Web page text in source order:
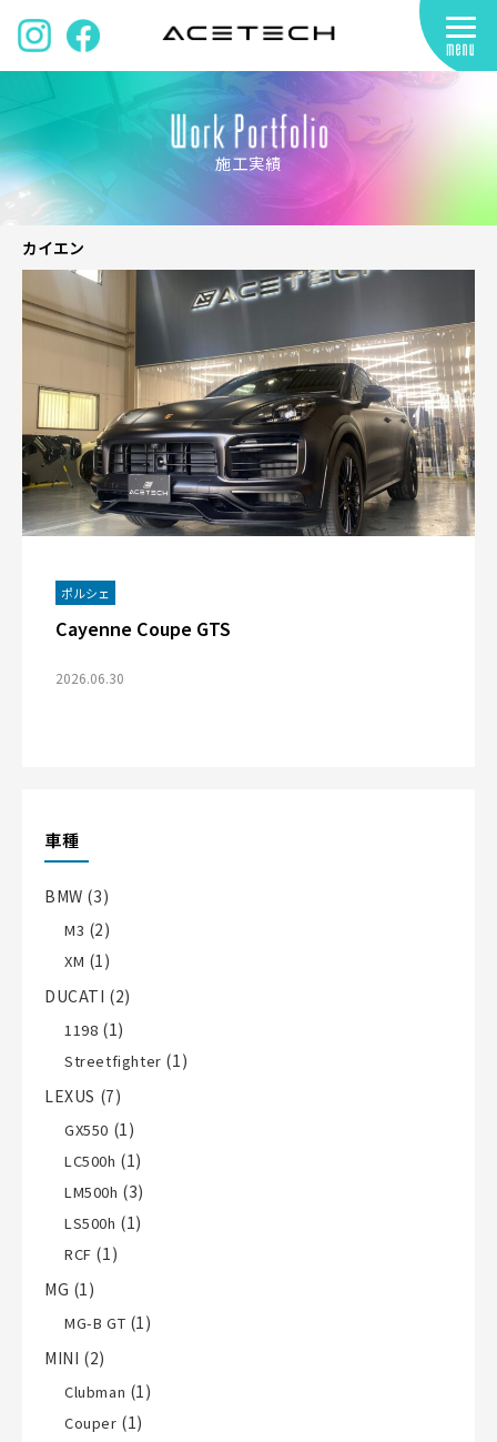
施工実績
カイエン
ポルシェ
Cayenne Coupe GTS
2026.06.30
車種
BMW (3)
M3 (2)
XM (1)
DUCATI (2)
1198 (1)
Streetfighter (1)
LEXUS (7)
GX550 (1)
LC500h (1)
LM500h (3)
LS500h (1)
RCF (1)
MG (1)
MG-B GT (1)
MINI (2)
Clubman (1)
Couper (1)